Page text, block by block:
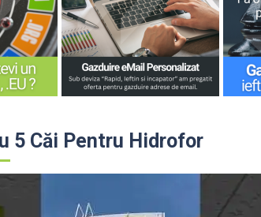
5 Căi Pentru Hidrofor